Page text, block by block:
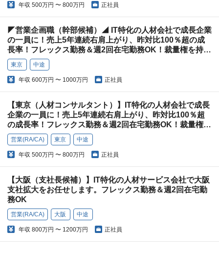
年収 500万円 〜 800万円 正社員
◤営業企画職（幹部候補）◢ IT特化の人材会社で成長企業
の一員に！売上5年連続右肩上がり、昨対比100％超の成
長率！フレックス勤務＆週2回在宅勤務OK！裁量権を持っ
て働ける環境でキャリアアップ！
東京 中途
年収 600万円 〜 1000万円 正社員
【東京（人材コンサルタント）】IT特化の人材会社で成長
企業の一員に！売上5年連続右肩上がり、昨対比100％超
の成長率！フレックス勤務＆週2回在宅勤務OK！裁量権を
持って働ける環境でキャリアアップ！
営業(RA/CA) 東京 中途
年収 500万円 〜 800万円 正社員
【大阪（支社長候補）】IT特化の人材サービス会社で大阪
支社拡大をお任せします。フレックス勤務＆週2回在宅勤
務OK
営業(RA/CA) 大阪 中途
年収 800万円 〜 1200万円 正社員